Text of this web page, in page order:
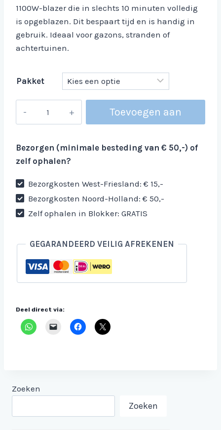
1100W-blazer die in slechts 10 minuten volledig
is opgeblazen. Dit bespaart tijd en is handig in
gebruik. Ideaal voor gazons, stranden of
achtertuinen.
Pakket
aantal
Toevoegen aan
Bezorgen (minimale besteding van € 50,-) of
zelf ophalen?
Bezorgkosten West-Friesland: € 15,-
Bezorgkosten Noord-Holland: € 50,-
Zelf ophalen in Blokker: GRATIS
GEGARANDEERD VEILIG AFREKENEN
Deel direct via:
Zoeken
Zoeken